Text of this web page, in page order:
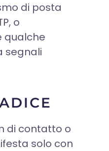
di posta
o
qualche
segnali
di contatto o
solo con